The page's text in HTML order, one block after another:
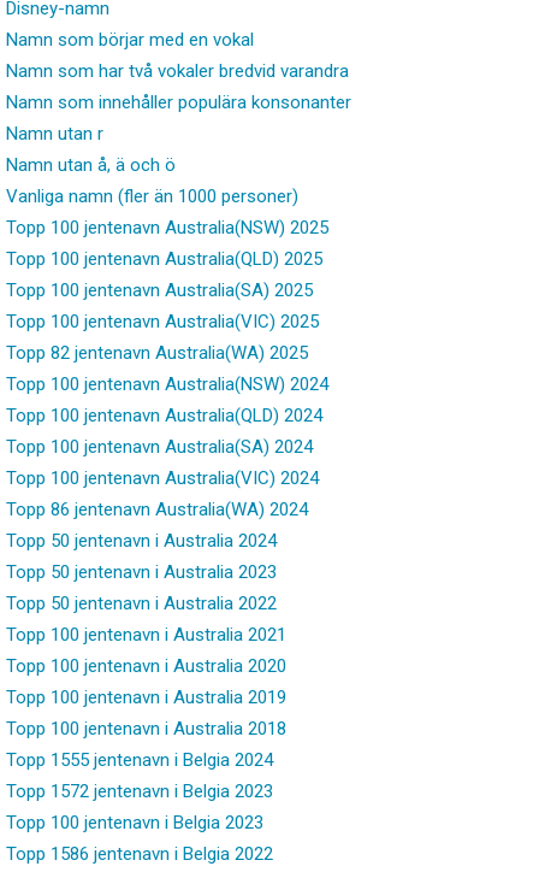
Disney-namn
Namn som börjar med en vokal
Namn som har två vokaler bredvid varandra
Namn som innehåller populära konsonanter
Namn utan r
Namn utan å, ä och ö
Vanliga namn (fler än 1000 personer)
Topp 100 jentenavn Australia(NSW) 2025
Topp 100 jentenavn Australia(QLD) 2025
Topp 100 jentenavn Australia(SA) 2025
Topp 100 jentenavn Australia(VIC) 2025
Topp 82 jentenavn Australia(WA) 2025
Topp 100 jentenavn Australia(NSW) 2024
Topp 100 jentenavn Australia(QLD) 2024
Topp 100 jentenavn Australia(SA) 2024
Topp 100 jentenavn Australia(VIC) 2024
Topp 86 jentenavn Australia(WA) 2024
Topp 50 jentenavn i Australia 2024
Topp 50 jentenavn i Australia 2023
Topp 50 jentenavn i Australia 2022
Topp 100 jentenavn i Australia 2021
Topp 100 jentenavn i Australia 2020
Topp 100 jentenavn i Australia 2019
Topp 100 jentenavn i Australia 2018
Topp 1555 jentenavn i Belgia 2024
Topp 1572 jentenavn i Belgia 2023
Topp 100 jentenavn i Belgia 2023
Topp 1586 jentenavn i Belgia 2022